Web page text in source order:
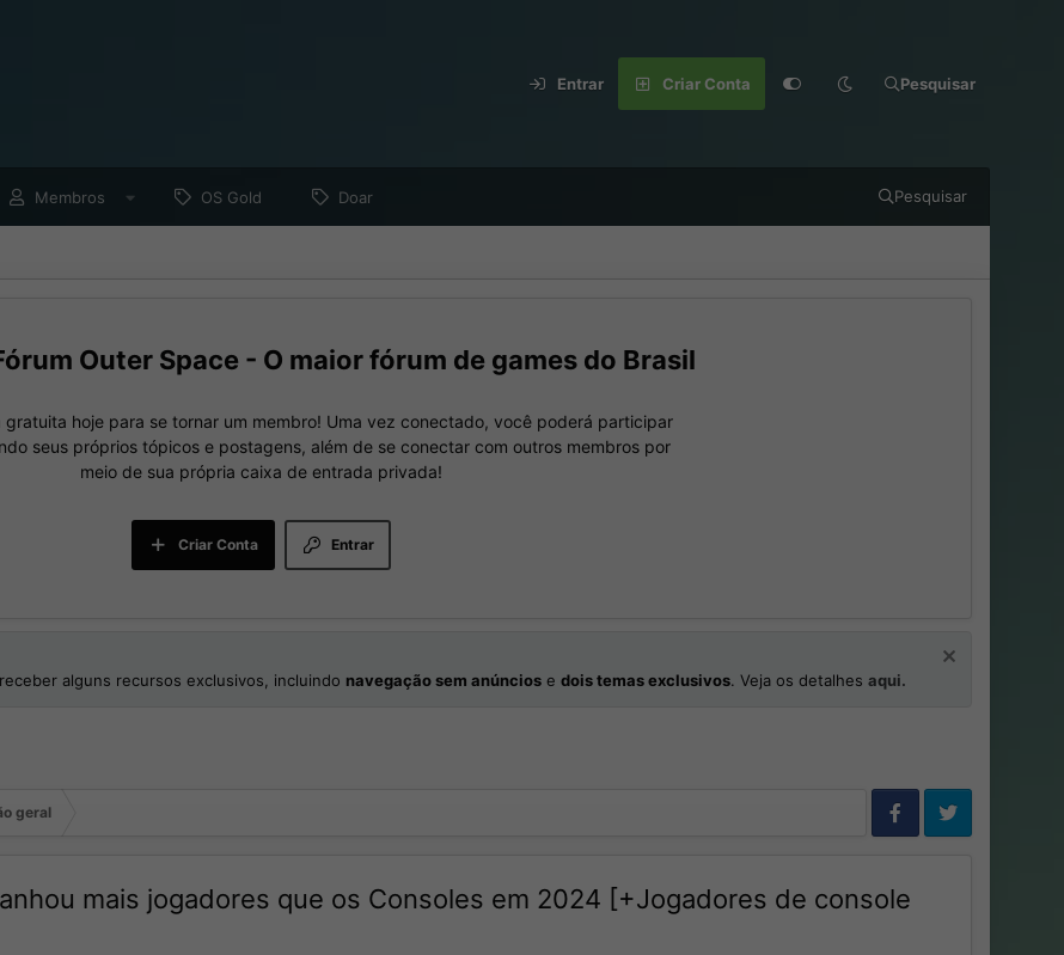
Entrar Criar Conta Pesquisar
Membros OS Gold Doar Pesquisar
Outer Space - O maior fórum de games do Brasil
gratuita hoje para se tornar um membro! Uma vez conectado, você poderá participar
seus próprios tópicos e postagens, além de se conectar com outros membros por
meio de sua própria caixa de entrada privada!
Entrar
Criar Conta
alguns recursos exclusivos, incluindo navegação sem anúncios e dois temas exclusivos. Veja os detalhes aqui.
geral
mais jogadores que os Consoles em 2024 [+Jogadores de console